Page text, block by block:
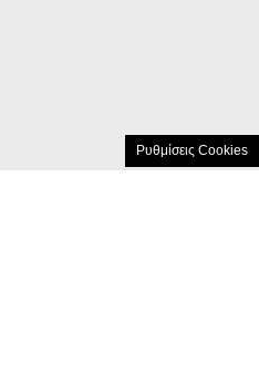
Ρυθμίσεις Cookies